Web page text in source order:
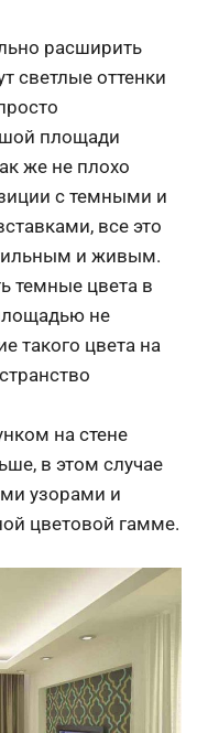
расширить
светлые оттенки
площади
же не плохо
с темными и
все это
и живым.
темные цвета в
не
такого цвета на
на стене
в этом случае
узорами и
цветовой гамме.